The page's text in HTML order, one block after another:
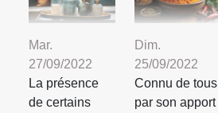
Mar.
27/09/2022
La présence
de certains
Dim.
25/09/2022
Connu de tous
par son apport